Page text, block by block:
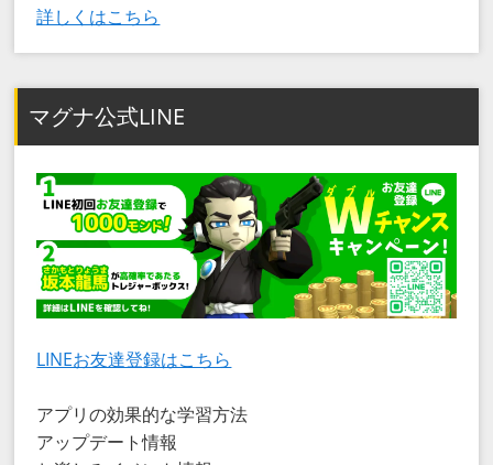
詳しくはこちら
マグナ公式LINE
LINEお友達登録はこちら
アプリの効果的な学習方法
アップデート情報